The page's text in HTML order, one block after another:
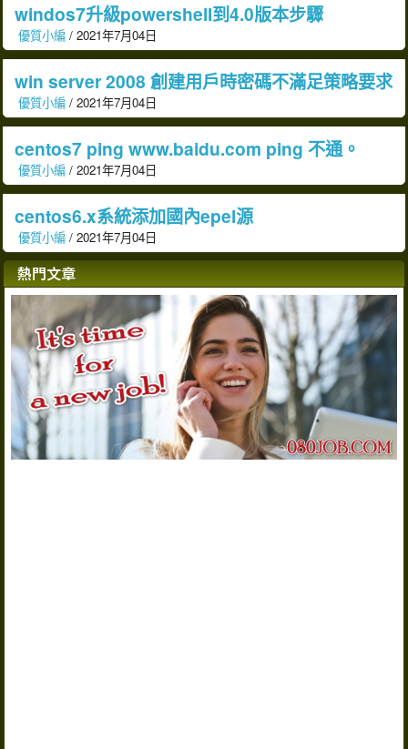
windos7升級powershell到4.0版本步驟
優質小編 / 2021年7月04日
win server 2008 創建用戶時密碼不滿足策略要求
優質小編 / 2021年7月04日
centos7 ping www.baidu.com ping 不通。
優質小編 / 2021年7月04日
centos6.x系統添加國內epel源
優質小編 / 2021年7月04日
熱門文章